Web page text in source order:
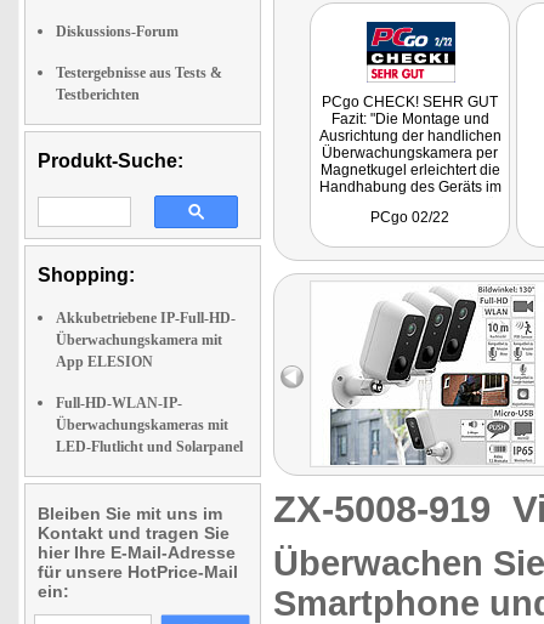
Diskussions-Forum
Testergebnisse aus Tests &
Testberichten
Produkt-Suche:
Shopping:
Akkubetriebene IP-Full-HD-
Überwachungskamera mit
App ELESION
Full-HD-WLAN-IP-
Überwachungskameras mit
LED-Flutlicht und Solarpanel
Bleiben Sie mit uns im
Kontakt und tragen Sie
hier Ihre E-Mail-Adresse
für unsere HotPrice-Mail
ein:
PCgo CHECK! SEHR GUT
Fazit: "Die Montage und
Ausrichtung der handlichen
Überwachungskamera per
Magnetkugel erleichtert die
Handhabung des Geräts im
von Sensoren und
PCgo 02/22
ZX-5008-919
Überwachen
Smartphone